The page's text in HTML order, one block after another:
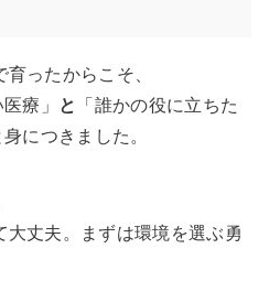
ったからこそ、
療」
と
「誰かの役に立ちた
につきました。
大丈夫。まずは環境を選ぶ勇